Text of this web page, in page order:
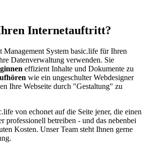
Internetauftritt?
Management System basic.life für Ihren
Datenverwaltung verwenden. Sie
effizient Inhalte und Dokumente zu
wie ein ungeschulter Webdesigner
Ihre Webseite durch "Gestaltung" zu
von echonet auf die Seite jener, die einen
professionell betreiben - und das nebenbei
Kosten. Unser Team steht Ihnen gerne